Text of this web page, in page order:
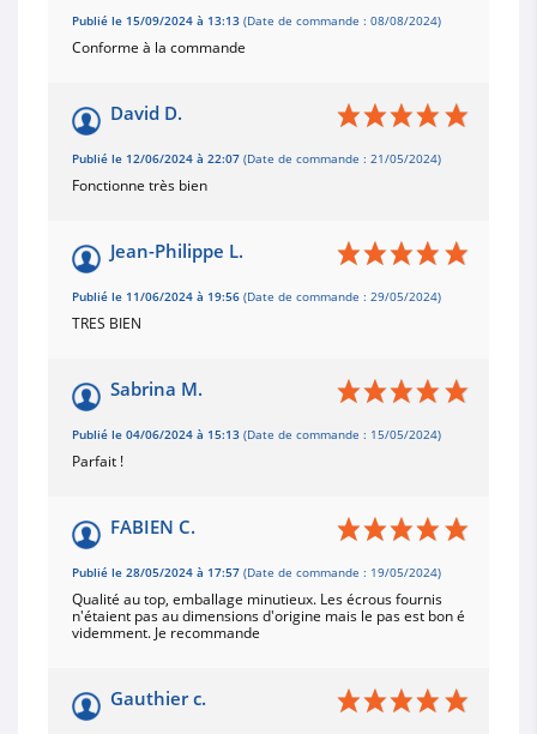
Publié le 15/09/2024 à 13:13 (Date de commande : 08/08/2024)
Conforme à la commande
David D.
Publié le 12/06/2024 à 22:07 (Date de commande : 21/05/2024)
Fonctionne très bien
Jean-Philippe L.
Publié le 11/06/2024 à 19:56 (Date de commande : 29/05/2024)
TRES BIEN
Sabrina M.
Publié le 04/06/2024 à 15:13 (Date de commande : 15/05/2024)
Parfait !
FABIEN C.
Publié le 28/05/2024 à 17:57 (Date de commande : 19/05/2024)
Qualité au top, emballage minutieux. Les écrous fournis
n'étaient pas au dimensions d'origine mais le pas est bon é
videmment. Je recommande
Gauthier c.